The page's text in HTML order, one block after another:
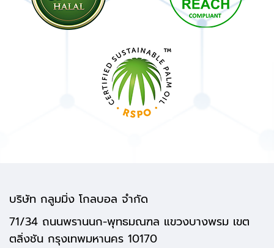
บริษัท กลูมมิ่ง โกลบอล จำกัด
71/34 ถนนพรานนก-พุทธมณฑล แขวงบางพรม เขต
ตลิ่งชัน กรุงเทพมหานคร 10170